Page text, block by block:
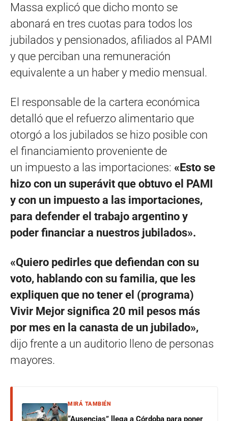
Massa explicó que dicho monto se
abonará en tres cuotas para todos los
jubilados y pensionados, afiliados al PAMI
y que perciban una remuneración
equivalente a un haber y medio mensual.
El responsable de la cartera económica
detalló que el refuerzo alimentario que
otorgó a los jubilados se hizo posible con
el financiamiento proveniente de
un impuesto a las importaciones: «Esto se
hizo con un superávit que obtuvo el PAMI
y con un impuesto a las importaciones,
para defender el trabajo argentino y
poder financiar a nuestros jubilados».
«Quiero pedirles que defiendan con su
voto, hablando con su familia, que les
expliquen que no tener el (programa)
Vivir Mejor significa 20 mil pesos más
por mes en la canasta de un jubilado»,
dijo frente a un auditorio lleno de personas
mayores.
MIRÁ TAMBIÉN
“Ausencias” llega a Córdoba para poner